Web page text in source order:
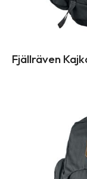
Fjällräven